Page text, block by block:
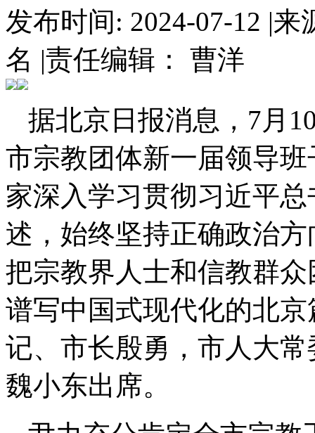
发布时间: 2024-07-12 |来
名 |责任编辑： 曹洋
据北京日报消息， 7月
市宗教团体新一届领导
家深入学习贯彻习近平
述，始终坚持正确政治
把宗教界人士和信教群
谱写中国式现代化的北
记、市长殷勇，市人大
魏小东出席。